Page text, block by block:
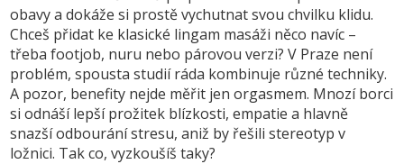
obavy a dokáže si prostě vychutnat svou chvilku klidu.
Chceš přidat ke klasické lingam masáži něco navíc –
třeba footjob, nuru nebo párovou verzi? V Praze není
problém, spousta studií ráda kombinuje různé techniky.
A pozor, benefity nejde měřit jen orgasmem. Mnozí borci
si odnáší lepší prožitek blízkosti, empatie a hlavně
snazší odbourání stresu, aniž by řešili stereotyp v
ložnici. Tak co, vyzkoušíš taky?